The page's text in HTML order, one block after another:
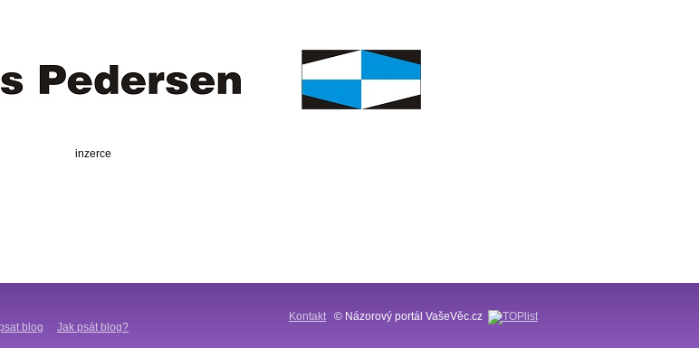
inzerce
blog Jak psát blog?
Kontakt © Názorový portál VašeVěc.cz